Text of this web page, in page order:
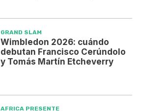
GRAND SLAM
Wimbledon 2026: cuándo
debutan Francisco Cerúndolo
y Tomás Martín Etcheverry
AFRICA PRESENTE